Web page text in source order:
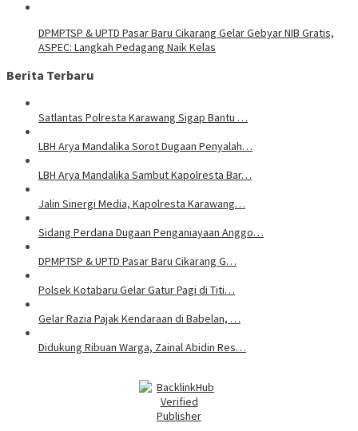
DPMPTSP & UPTD Pasar Baru Cikarang Gelar Gebyar NIB Gratis,
ASPEC: Langkah Pedagang Naik Kelas
Berita Terbaru
Satlantas Polresta Karawang Sigap Bantu …
LBH Arya Mandalika Sorot Dugaan Penyalah…
LBH Arya Mandalika Sambut Kapolresta Bar…
Jalin Sinergi Media, Kapolresta Karawang…
Sidang Perdana Dugaan Penganiayaan Anggo…
DPMPTSP & UPTD Pasar Baru Cikarang G…
Polsek Kotabaru Gelar Gatur Pagi di Titi…
Gelar Razia Pajak Kendaraan di Babelan, …
Didukung Ribuan Warga, Zainal Abidin Res…